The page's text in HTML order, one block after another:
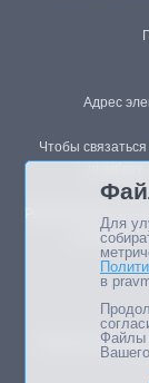
Адрес
Чтобы
Републикация
возможна
Мнение
Для
в
Файлы